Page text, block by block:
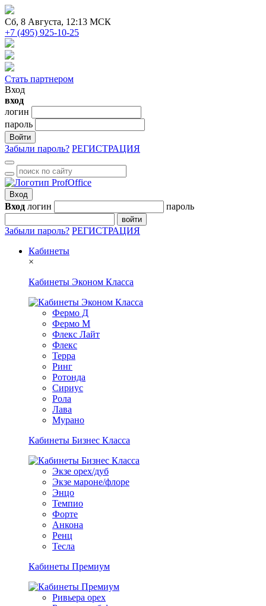
Сб, 8 Августа, 12:13 МСК
+7 (495) 925-10-25
Стать партнером
Вход
вход
логин
пароль
Войти
Забыли пароль? РЕГИСТРАЦИЯ
Вход
Вход логин пароль
войти
Забыли пароль? РЕГИСТРАЦИЯ
Кабинеты
×
Кабинеты Эконом Класса
Фермо Д
Фермо М
Флекс Лайт
Флекс
Терра
Ринг
Ротонда
Сириус
Рола
Лава
Мурано
Кабинеты Бизнес Класса
Экзе орех/дуб
Экзе мароне/флоре
Энцо
Темпио
Форте
Анкона
Ренц
Тесла
Кабинеты Премиум
Ривьера орех